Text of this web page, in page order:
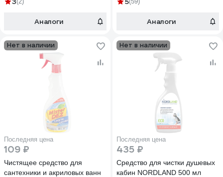
Аналоги Аналоги
Нет в наличии
Последняя цена
109 ₽
Чистящее средство для
сантехники и акриловых ванн
Нет в наличии
Последняя цена
435 ₽
Средство для чистки душевых
кабин NORDLAND 500 мл